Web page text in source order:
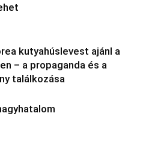
kutyahúslevest ajánl a
– a propaganda és a
találkozása